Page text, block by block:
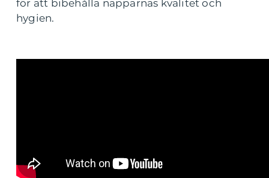
för att bibehålla napparnas kvalitet och
hygien.